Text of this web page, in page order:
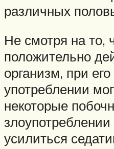
различных
Не смотря на то,
положительно
организм, при
употреблении
некоторые
усилиться